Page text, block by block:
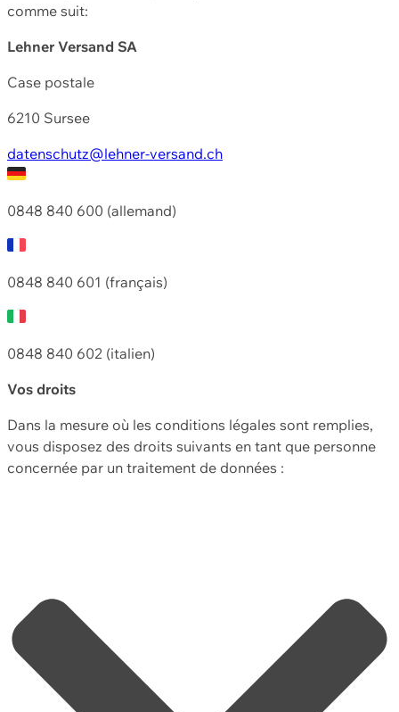
comme suit:
Lehner Versand SA
Case postale
6210 Sursee
datenschutz@lehner-versand.ch
0848 840 600 (allemand)
0848 840 601 (français)
0848 840 602 (italien)
Vos droits
Dans la mesure où les conditions légales sont remplies,
vous disposez des droits suivants en tant que personne
concernée par un traitement de données :